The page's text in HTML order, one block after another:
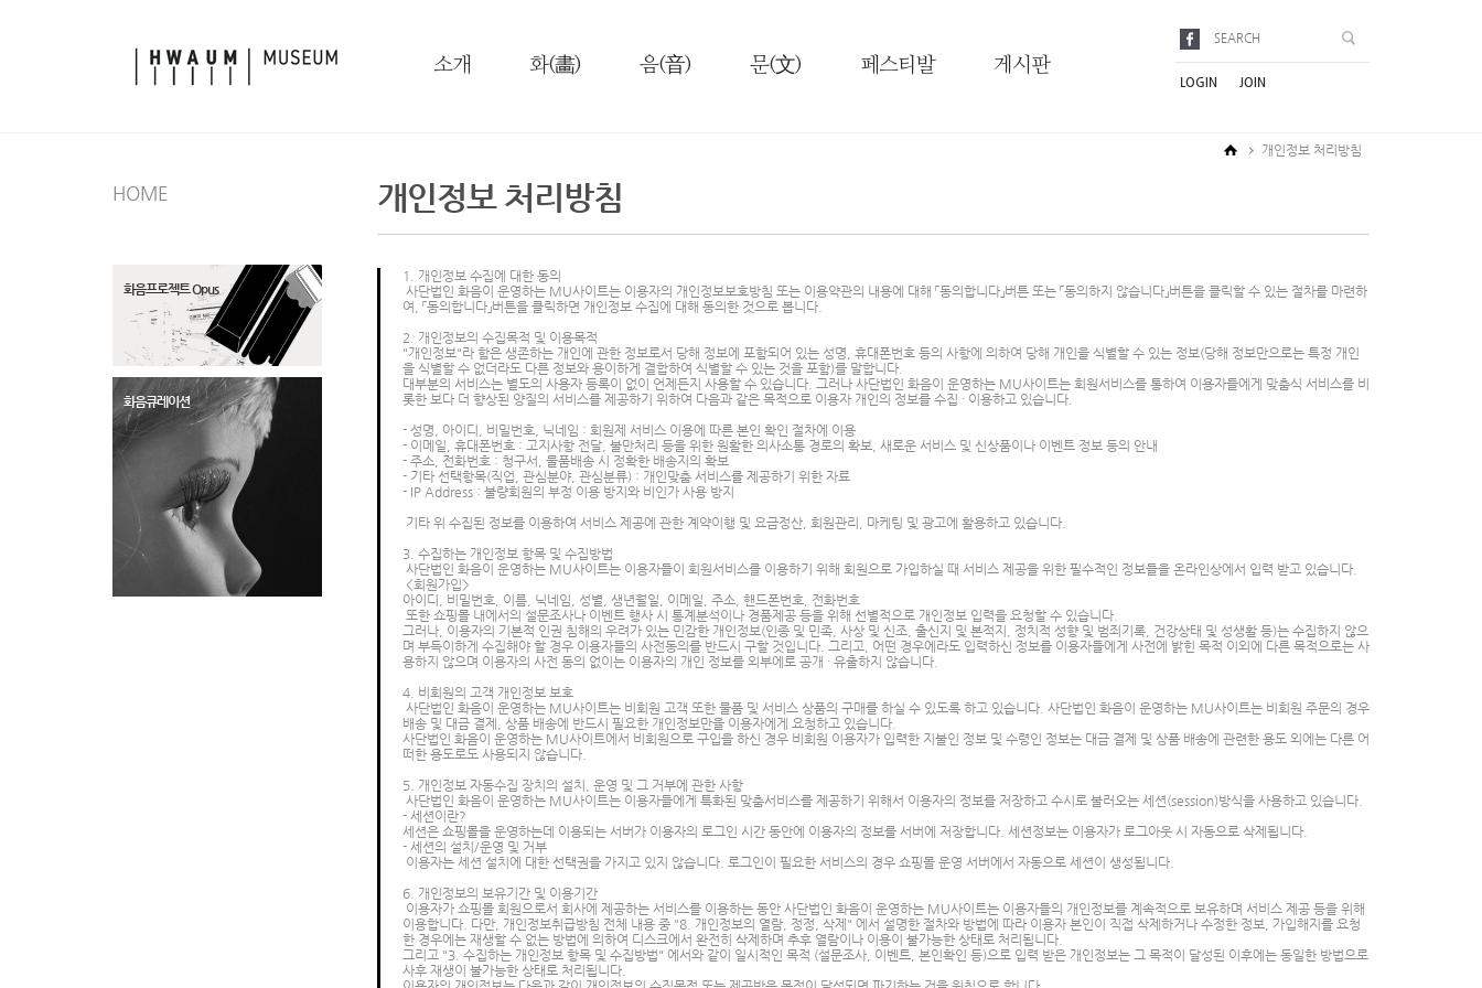
소개 화(畵) 음(音) 문(文) 페스티발 게시판
FACEBOOK
LOGIN JOIN
HOME
화음프로젝트 Opus
화음큐레이션
개인정보 처리방침
개인정보 처리방침
1. 개인정보 수집에 대한 동의
사단법인 화음이 운영하는 MU사이트는 이용자의 개인정보보호방침 또는 이용약관의 내용에 대해 「동의합니다」버튼 또는 「동의하지 않습니다」버튼을 클릭할 수 있는 절차를 마련하
여, 「동의합니다」버튼을 클릭하면 개인정보 수집에 대해 동의한 것으로 봅니다.
2. 개인정보의 수집목적 및 이용목적
"개인정보"라 함은 생존하는 개인에 관한 정보로서 당해 정보에 포함되어 있는 성명, 휴대폰번호 등의 사항에 의하여 당해 개인을 식별할 수 있는 정보(당해 정보만으로는 특정 개인
을 식별할 수 없더라도 다른 정보와 용이하게 결합하여 식별할 수 있는 것을 포함)를 말합니다.
대부분의 서비스는 별도의 사용자 등록이 없이 언제든지 사용할 수 있습니다. 그러나 사단법인 화음이 운영하는 MU사이트는 회원서비스를 통하여 이용자들에게 맞춤식 서비스를 비
롯한 보다 더 향상된 양질의 서비스를 제공하기 위하여 다음과 같은 목적으로 이용자 개인의 정보를 수집 · 이용하고 있습니다.
- 성명, 아이디, 비밀번호, 닉네임 : 회원제 서비스 이용에 따른 본인 확인 절차에 이용
- 이메일, 휴대폰번호 : 고지사항 전달, 불만처리 등을 위한 원활한 의사소통 경로의 확보, 새로운 서비스 및 신상품이나 이벤트 정보 등의 안내
- 주소, 전화번호 : 청구서, 물품배송 시 정확한 배송지의 확보
- 기타 선택항목(직업, 관심분야, 관심분류) : 개인맞춤 서비스를 제공하기 위한 자료
- IP Address : 불량회원의 부정 이용 방지와 비인가 사용 방지
기타 위 수집된 정보를 이용하여 서비스 제공에 관한 계약이행 및 요금정산, 회원관리, 마케팅 및 광고에 활용하고 있습니다.
3. 수집하는 개인정보 항목 및 수집방법
사단법인 화음이 운영하는 MU사이트는 이용자들이 회원서비스를 이용하기 위해 회원으로 가입하실 때 서비스 제공을 위한 필수적인 정보들을 온라인상에서 입력 받고 있습니다.
<회원가입>
아이디, 비밀번호, 이름, 닉네임, 성별, 생년월일, 이메일, 주소, 핸드폰번호, 전화번호
또한 쇼핑몰 내에서의 설문조사나 이벤트 행사 시 통계분석이나 경품제공 등을 위해 선별적으로 개인정보 입력을 요청할 수 있습니다.
그러나, 이용자의 기본적 인권 침해의 우려가 있는 민감한 개인정보(인종 및 민족, 사상 및 신조, 출신지 및 본적지, 정치적 성향 및 범죄기록, 건강상태 및 성생활 등)는 수집하지 않으
며 부득이하게 수집해야 할 경우 이용자들의 사전동의를 반드시 구할 것입니다. 그리고, 어떤 경우에라도 입력하신 정보를 이용자들에게 사전에 밝힌 목적 이외에 다른 목적으로는 사
용하지 않으며 이용자의 사전 동의 없이는 이용자의 개인 정보를 외부에로 공개 · 유출하지 않습니다.
4. 비회원의 고객 개인정보 보호
사단법인 화음이 운영하는 MU사이트는 비회원 고객 또한 물품 및 서비스 상품의 구매를 하실 수 있도록 하고 있습니다. 사단법인 화음이 운영하는 MU사이트는 비회원 주문의 경우
배송 및 대금 결제, 상품 배송에 반드시 필요한 개인정보만을 이용자에게 요청하고 있습니다.
사단법인 화음이 운영하는 MU사이트에서 비회원으로 구입을 하신 경우 비회원 이용자가 입력한 지불인 정보 및 수령인 정보는 대금 결제 및 상품 배송에 관련한 용도 외에는 다른 어
떠한 용도로도 사용되지 않습니다.
5. 개인정보 자동수집 장치의 설치, 운영 및 그 거부에 관한 사항
사단법인 화음이 운영하는 MU사이트는 이용자들에게 특화된 맞춤서비스를 제공하기 위해서 이용자의 정보를 저장하고 수시로 불러오는 세션(session)방식을 사용하고 있습니다.
- 세션이란?
세션은 쇼핑몰을 운영하는데 이용되는 서버가 이용자의 로그인 시간 동안에 이용자의 정보를 서버에 저장합니다. 세션정보는 이용자가 로그아웃 시 자동으로 삭제됩니다.
- 세션의 설치/운영 및 거부
이용자는 세션 설치에 대한 선택권을 가지고 있지 않습니다. 로그인이 필요한 서비스의 경우 쇼핑몰 운영 서버에서 자동으로 세션이 생성됩니다.
6. 개인정보의 보유기간 및 이용기간
이용자가 쇼핑몰 회원으로서 회사에 제공하는 서비스를 이용하는 동안 사단법인 화음이 운영하는 MU사이트는 이용자들의 개인정보를 계속적으로 보유하며 서비스 제공 등을 위해
이용합니다. 다만, 개인정보취급방침 전체 내용 중 "8. 개인정보의 열람, 정정, 삭제" 에서 설명한 절차와 방법에 따라 이용자 본인이 직접 삭제하거나 수정한 정보, 가입해지를 요청
한 경우에는 재생할 수 없는 방법에 의하여 디스크에서 완전히 삭제하며 추후 열람이나 이용이 불가능한 상태로 처리됩니다.
그리고 "3. 수집하는 개인정보 항목 및 수집방법" 에서와 같이 일시적인 목적 (설문조사, 이벤트, 본인확인 등)으로 입력 받은 개인정보는 그 목적이 달성된 이후에는 동일한 방법으로
사후 재생이 불가능한 상태로 처리됩니다.